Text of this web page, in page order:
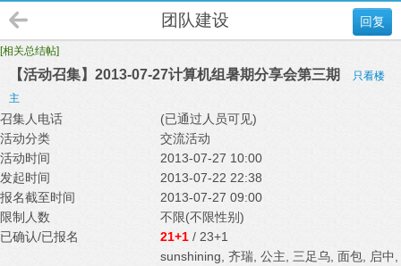
回复
团队建设
[相关总结帖]
【活动召集】2013-07-27计算机组暑期分享会第三期
只看楼
主
召集人电话
(已通过人员可见)
活动分类
交流活动
活动时间
2013-07-27 10:00
发起时间
2013-07-22 22:38
报名截至时间
2013-07-27 09:00
限制人数
不限(不限性别)
已确认/已报名
21+1 / 23+1
sunshining 齐瑞 公主 三足乌 面包 启中